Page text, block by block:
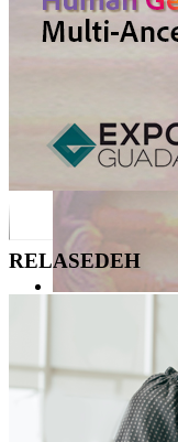
RELASEDEH